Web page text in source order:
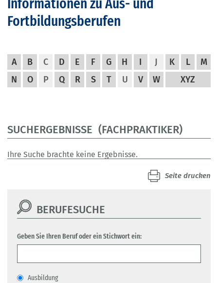
Fortbildungsberufen
A B C D E F G H I J K L
M
N
O P Q R S T U V W XYZ
SUCHERGEBNISSE (FACHPRAKTIKER)
Ihre Suche brachte keine Ergebnisse.
Seite drucken
BERUFESUCHE
Geben Sie Ihren Beruf oder ein Stichwort ein:
Ausbildung